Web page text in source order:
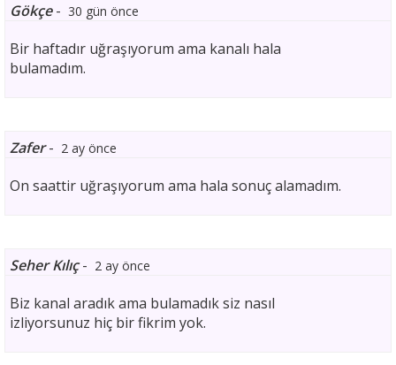
Gökçe- 30 gün önce
Bir haftadır uğraşıyorum ama kanalı hala
bulamadım.
Zafer- 2 ay önce
On saattir uğraşıyorum ama hala sonuç alamadım.
Seher Kılıç- 2 ay önce
Biz kanal aradık ama bulamadık siz nasıl
izliyorsunuz hiç bir fikrim yok.